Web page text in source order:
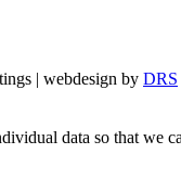
| webdesign by DRS
data so that we